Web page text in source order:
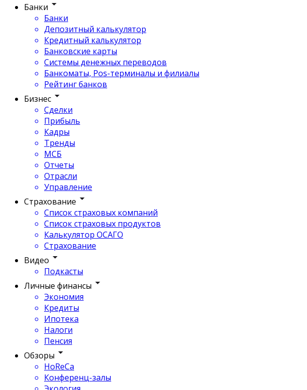
Банки
Банки
Депозитный калькулятор
Кредитный калькулятор
Банковские карты
Системы денежных переводов
Банкоматы, Pos-терминалы и филиалы
Рейтинг банков
Бизнес
Сделки
Прибыль
Кадры
Тренды
МСБ
Отчеты
Отрасли
Управление
Страхование
Список страховых компаний
Список страховых продуктов
Калькулятор ОСАГО
Страхование
Видео
Подкасты
Личные финансы
Экономия
Кредиты
Ипотека
Налоги
Пенсия
Обзоры
HoReCa
Конференц-залы